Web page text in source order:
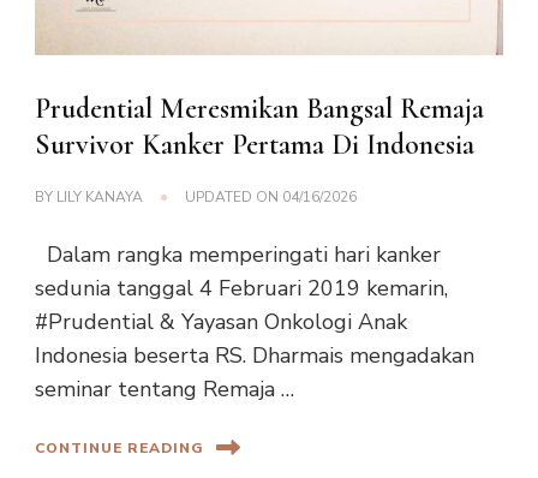
Prudential Meresmikan Bangsal Remaja
Survivor Kanker Pertama Di Indonesia
BY LILY KANAYA UPDATED ON 04/16/2026
Dalam rangka memperingati hari kanker
sedunia tanggal 4 Februari 2019 kemarin,
#Prudential & Yayasan Onkologi Anak
Indonesia beserta RS. Dharmais mengadakan
seminar tentang Remaja …
CONTINUE READING